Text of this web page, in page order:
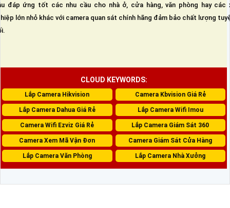
đáp ứng tốt các nhu cầu cho nhà ở, cửa hàng, văn phòng hay các
lớn nhỏ khác với camera quan sát chính hãng đảm bảo chất lượng
CLOUD KEYWORDS:
Lắp Camera Hikvision Camera Kbvision Giá Rẻ
Lắp Camera Dahua Giá Rẻ Lắp Camera Wifi Imou
Camera Wifi Ezviz Giá Rẻ Lắp Camera Giám Sát 360
Camera Xem Mã Vận Đơn Camera Giám Sát Cửa Hàng
Lắp Camera Văn Phòng Lắp Camera Nhà Xưởng